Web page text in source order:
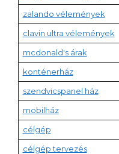
zalando vélemények
clavin ultra vélemények
mcdonald's árak
konténerház
szendvicspanel ház
mobilház
célgép
célgép tervezés